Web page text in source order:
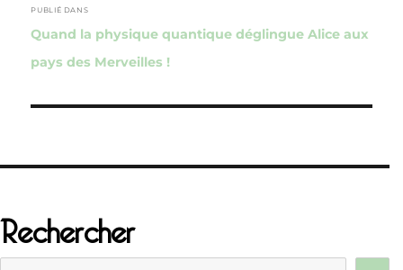
de
l’article
PUBLIÉ DANS
Quand la physique quantique déglingue Alice aux
pays des Merveilles !
Rechercher